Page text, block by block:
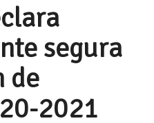
segura
de
2021